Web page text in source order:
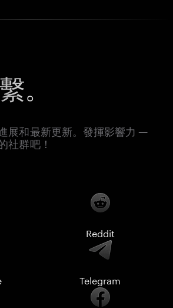
。
展和最新更新。發揮影響力 —
社群吧！
Reddit
Telegram